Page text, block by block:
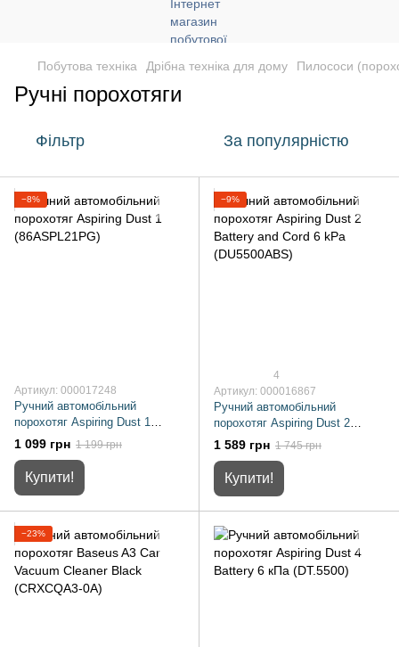
Побутова техніка Дрібна техніка для дому Пилососи
Ручні порохотяги
Фільтр За популярністю
−8%
Артикул: 000017248
Ручний автомобільний
порохотяг Aspiring Dust 1
(86ASPL21PG)
1 099 грн 1 199 грн
Купити!
−9%
4
Артикул: 000016867
Ручний автомобільний
порохотяг Aspiring Dust 2
Battery and Cord 6 kPa
(DU5500ABS)
1 589 грн 1 745 грн
Купити!
−23%